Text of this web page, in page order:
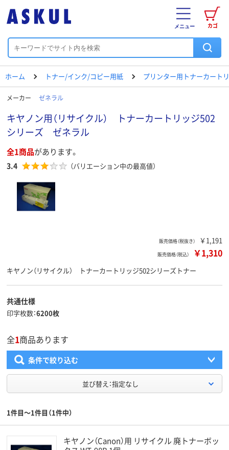
カゴ
メニュー
ホーム トナー/インク/コピー用紙 プリンター用トナーカート
メーカー ゼネラル
キヤノン用（リサイクル） トナーカートリッジ502
シリーズ ゼネラル
全1商品があります。
3.4 （バリエーション中の最高値）
販売価格（税抜き） ￥1,191
販売価格（税込） ￥1,310
キヤノン（リサイクル） トナーカートリッジ502シリーズトナー
共通仕様
印字枚数 6200枚
全1商品あります
条件で絞り込む
並び替え：指定なし
1件目～1件目（1件中）
キヤノン（Canon）用 リサイクル 廃トナーボッ